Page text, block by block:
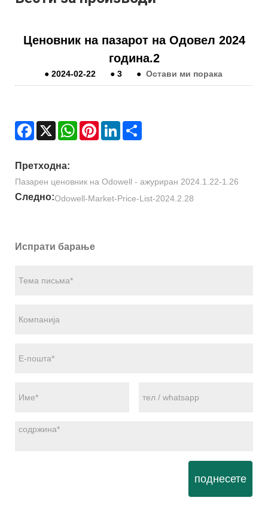
Ценовник на пазарот на Одовел 2024
година.2
●2024-02-22 ●3 ● Остави ми порака
Facebook
X WhatsAppPinterestLinkedIn
Претходна:
Пазарен ценовник на Odowell - ажуриран 2024.1.22-1.26
Следно:Odowell-Market-Price-List-2024.2.28
Испрати барање
поднесете